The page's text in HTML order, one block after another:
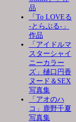
品
「To LOVEる
-とらぶる-」
作品
「アイドルマ
スターシャイ
ニーカラー
ズ」樋口円香
ヌード＆SEX
写真集
「アオのハ
コ」鹿野千夏
写真集